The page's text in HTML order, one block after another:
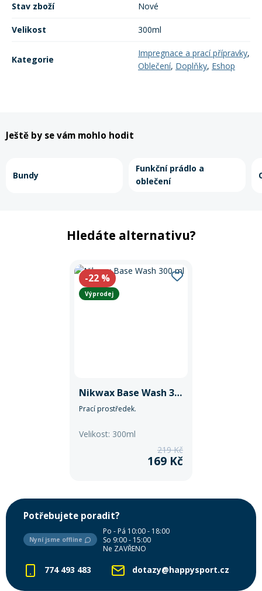
Stav zboží Nové
Velikost 300ml
Kategorie
Impregnace a prací přípravky,
Oblečení, Doplňky, Eshop
Ještě by se vám mohlo hodit
Bundy
Funkční prádlo a
oblečení
Hledáte alternativu?
-22 %
Výprodej
Nikwax Base Wash 300 ml
Prací prostředek.
Velikost: 300ml
219 Kč
169 Kč
Potřebujete poradit?
Nyní jsme offline
Po - Pá 10:00 - 18:00
So 9:00 - 15:00
Ne ZAVŘENO
774 493 483 dotazy@happysport.cz